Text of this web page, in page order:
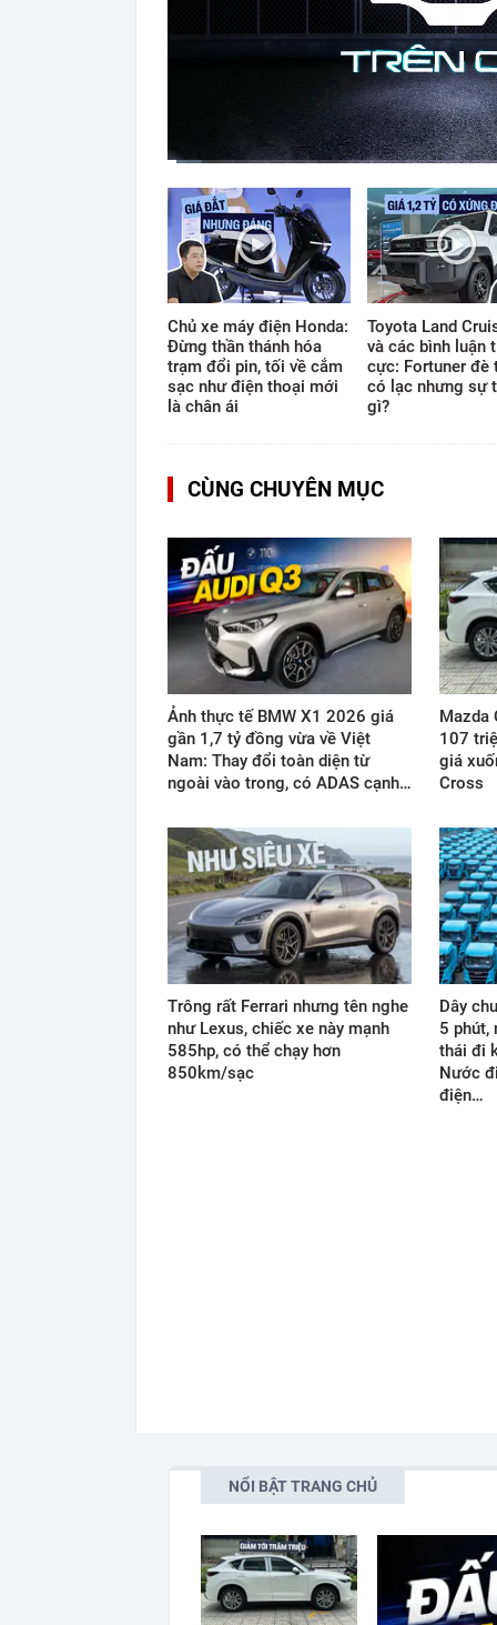
CurrentDuration
Chủ xe máy điện Honda:
Đừng thần thánh hóa
trạm đổi pin, tối về cắm
sạc như điện thoại mới
là chân ái
Toyota Land
và các bình luận
cực: Fortuner đè
có lạc nhưng sự
gì?
CÙNG CHUYÊN MỤC
Ảnh thực tế BMW X1 2026 giá
gần 1,7 tỷ đồng vừa về Việt
Nam: Thay đổi toàn diện từ
ngoài vào trong, có ADAS cạnh…
Mazda
107
giá
Cross
Trông rất Ferrari nhưng tên nghe
như Lexus, chiếc xe này mạnh
585hp, có thể chạy hơn
850km/sạc
Dây
5 phút,
thái đi
Nước
điện…
NỔI BẬT TRANG CHỦ